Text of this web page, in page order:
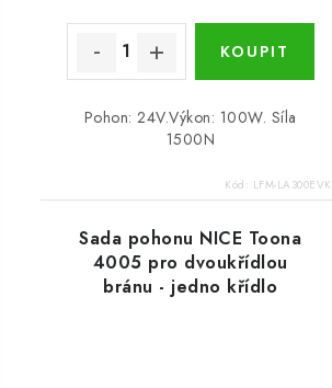
Pohon: 24V.Výkon: 100W. Síla
1500N
Kód: LFM-LA300EVK
Sada pohonu NICE Toona
4005 pro dvoukřídlou
bránu - jedno křídlo